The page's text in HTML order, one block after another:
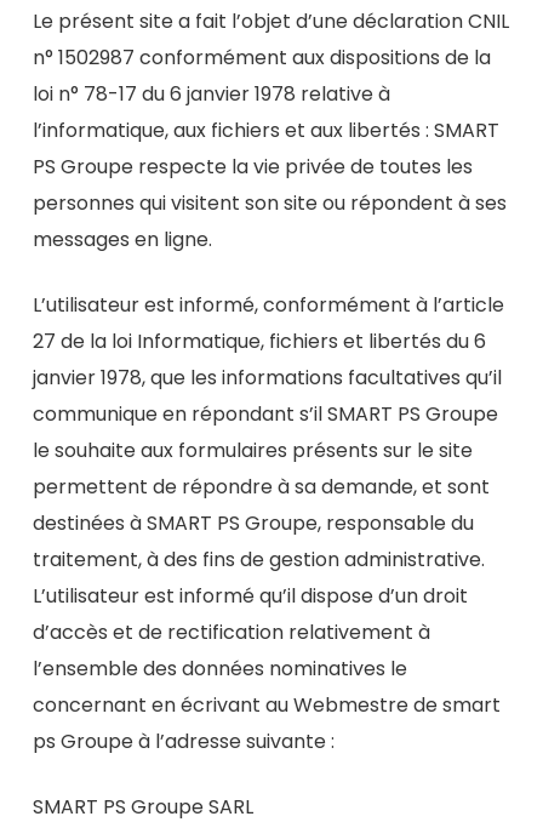
Le présent site a fait l’objet d’une déclaration CNIL
n° 1502987 conformément aux dispositions de la
loi n° 78-17 du 6 janvier 1978 relative à
l’informatique, aux fichiers et aux libertés : SMART
PS Groupe respecte la vie privée de toutes les
personnes qui visitent son site ou répondent à ses
messages en ligne.
L’utilisateur est informé, conformément à l’article
27 de la loi Informatique, fichiers et libertés du 6
janvier 1978, que les informations facultatives qu’il
communique en répondant s’il SMART PS Groupe
le souhaite aux formulaires présents sur le site
permettent de répondre à sa demande, et sont
destinées à SMART PS Groupe, responsable du
traitement, à des fins de gestion administrative.
L’utilisateur est informé qu’il dispose d’un droit
d’accès et de rectification relativement à
l’ensemble des données nominatives le
concernant en écrivant au Webmestre de smart
ps Groupe à l’adresse suivante :
SMART PS Groupe SARL